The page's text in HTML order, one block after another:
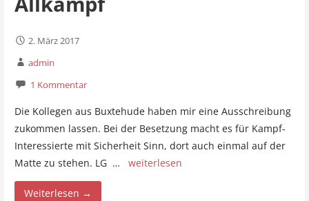
2. März 2017
admin
1 Kommentar
Die Kollegen aus Buxtehude haben mir eine Ausschreibung
zukommen lassen. Bei der Besetzung macht es für Kampf-
Interessierte mit Sicherheit Sinn, dort auch einmal auf der
Matte zu stehen. LG … weiterlesen
Weiterlesen →